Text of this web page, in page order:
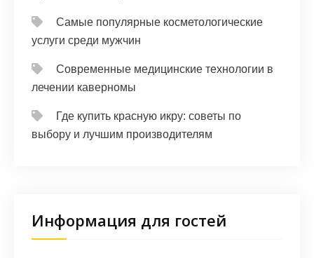
Самые популярные косметологические
услуги среди мужчин
Современные медицинские технологии в
лечении каверномы
Где купить красную икру: советы по
выбору и лучшим производителям
Информация для гостей